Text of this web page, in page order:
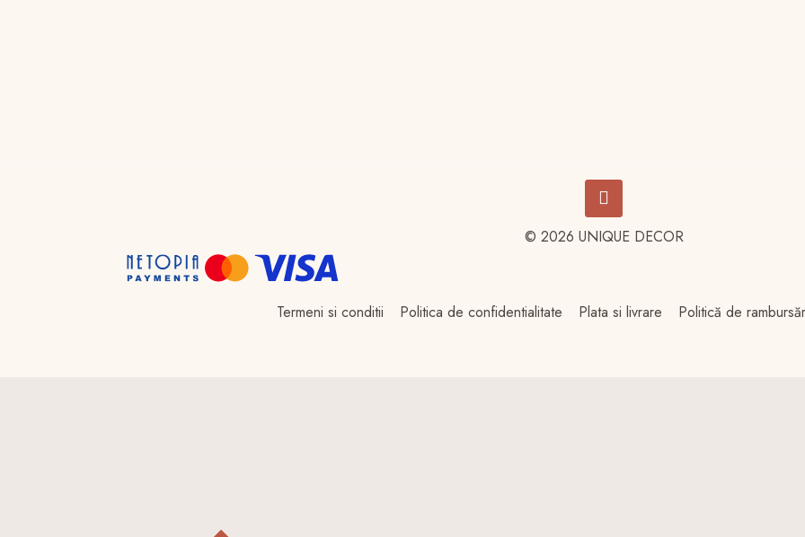
© 2026 UNIQUE DECOR
Termeni si conditii Politica de confidentialitate Plata si livrare Politică de